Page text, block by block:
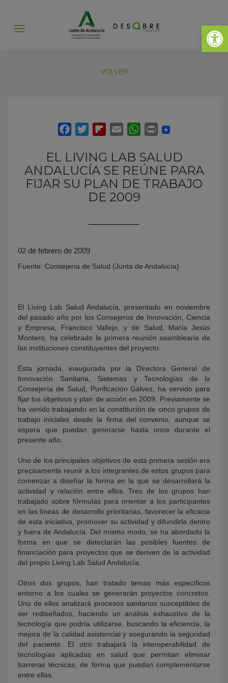
Abrir
Abrir
VOLVER
EL LIVING LAB SALUD
ANDALUCÍA SE REÚNE PARA
FIJAR SU PLAN DE TRABAJO
DE 2009
02 de febrero de 2009
Fuente: Consejería de Salud (Junta de Andalucía)
El Living Lab Salud Andalucía, presentado en noviembre
del pasado año por los Consejeros de Innovación, Ciencia
y Empresa, Francisco Vallejo, y de Salud, María Jesús
Montero, ha celebrado la primera reunión asamblearia de
las instituciones constituyentes del proyecto.
Esta jornada, inaugurada por la Directora General de
Innovación Sanitaria, Sistemas y Tecnologías de la
Consejería de Salud, Purificación Gálvez, ha servido para
fijar los objetivos y plan de acción en 2009. Previamente se
ha venido trabajando en la constitución de cinco grupos de
trabajo iniciales desde la firma del convenio, aunque se
espera que puedan generarse hasta once durante el
presente año.
Uno de los principales objetivos de esta primera sesión era
precisamente reunir a los integrantes de estos grupos para
comenzar a diseñar la forma en la que se desarrollará la
actividad y relación entre ellos. Tres de los grupos han
trabajado sobre fórmulas para orientar a los participantes
en las líneas de desarrollo prioritarias, favorecer la eficacia
de esta iniciativa, promover su actividad y difundirla dentro
y fuera de Andalucía. Del mismo modo, se ha abordado la
forma en que se detectarán las posibles fuentes de
financiación para proyectos que se deriven de la actividad
del propio Living Lab Salud Andalucía.
Otros dos grupos, han tratado temas más específicos
entorno a los cuales se generarán proyectos concretos.
Uno de ellos analizará procesos sanitarios susceptibles de
ser rediseñados, haciendo un análisis exhaustivo de la
tecnología que podría utilizarse, buscando la eficiencia, la
mejora de la calidad asistencial y asegurando la seguridad
del paciente. El otro trabajará la interoperabilidad de
tecnologías aplicadas en salud que permitan eliminar
barreras técnicas, de forma que puedan complementarse
entre ellas.